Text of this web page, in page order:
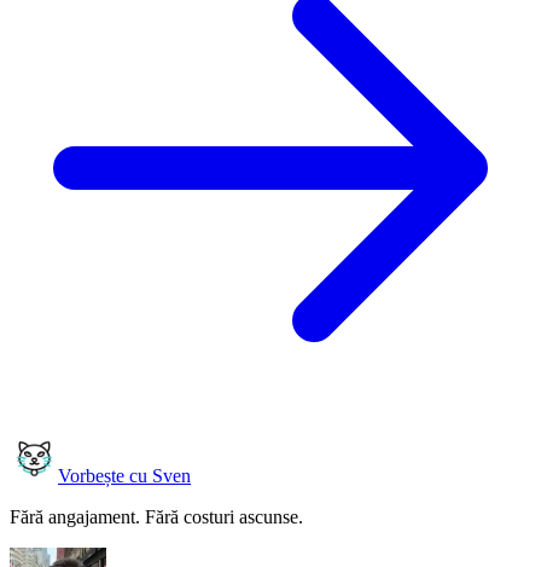
Vorbește cu Sven
Fără angajament. Fără costuri ascunse.